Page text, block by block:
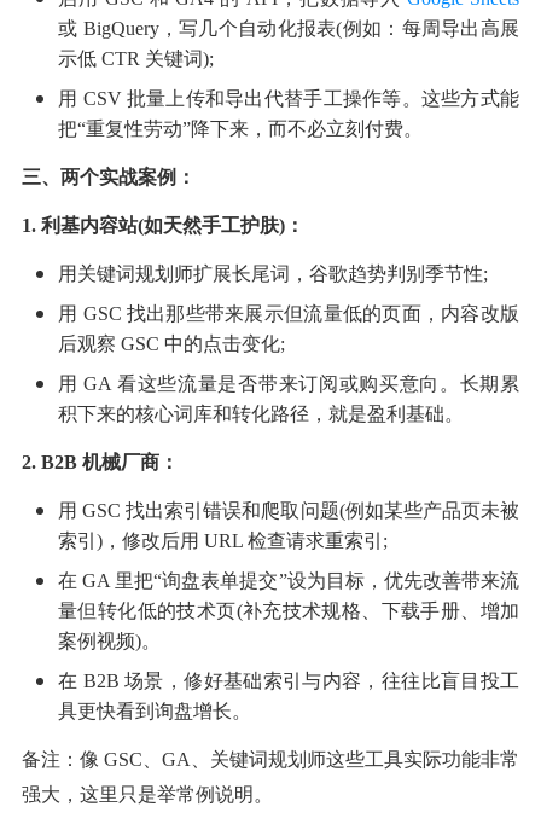
或 BigQuery，写几个自动化报表(例如：每周导出高展
示低 CTR 关键词);
用 CSV 批量上传和导出代替手工操作等。这些方式能
把“重复性劳动”降下来，而不必立刻付费。
三、 两个实战案例：
1. 利基内容站(如天然手工护肤)：
用关键词规划师扩展长尾词，谷歌趋势判别季节性;
用 GSC 找出那些带来展示但流量低的页面，内容改版
后观察 GSC 中的点击变化;
用 GA 看这些流量是否带来订阅或购买意向。长期累
积下来的核心词库和转化路径，就是盈利基础。
2. B2B 机械厂商：
用 GSC 找出索引错误和爬取问题(例如某些产品页未被
索引)，修改后用 URL 检查请求重索引;
在 GA 里把“询盘表单提交”设为目标，优先改善带来流
量但转化低的技术页(补充技术规格、下载手册、增加
案例视频)。
在 B2B 场景，修好基础索引与内容，往往比盲目投工
具更快看到询盘增长。
备注：像 GSC、GA、关键词规划师这些工具实际功能非常
强大，这里只是举常例说明。